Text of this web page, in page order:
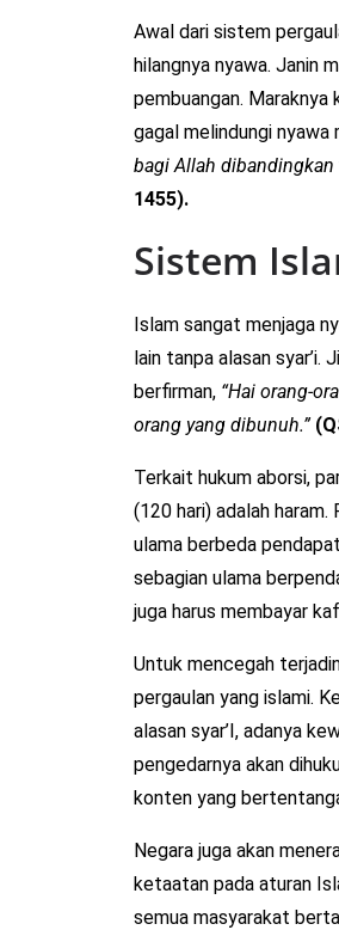
Awal dari sistem
hilangnya nyawa. Janin
pembuangan. Maraknya
gagal melindungi nyawa
bagi Allah
1455).
Sistem
Islam sangat menjaga
lain tanpa alasan syar’i.
berfirman, “Hai orang-
orang yang dibunuh.”
Terkait hukum aborsi,
(120 hari) adalah
ulama berbeda
sebagian ulama
juga harus membayar
Untuk mencegah
pergaulan yang islami.
alasan syar’I, adanya
pengedarnya akan
konten yang
Negara juga akan
ketaatan pada aturan
semua masyarakat